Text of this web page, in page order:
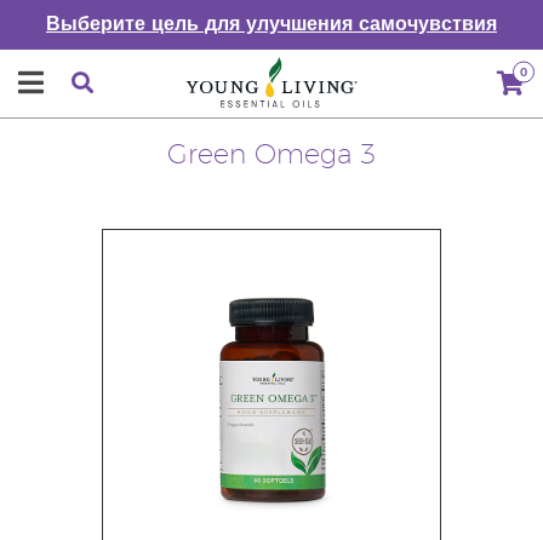
Выберите цель для улучшения самочувствия
0
Green Omega 3